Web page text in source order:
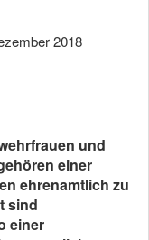
2018
und
einer
ehrenamtlich zu
sind
einer